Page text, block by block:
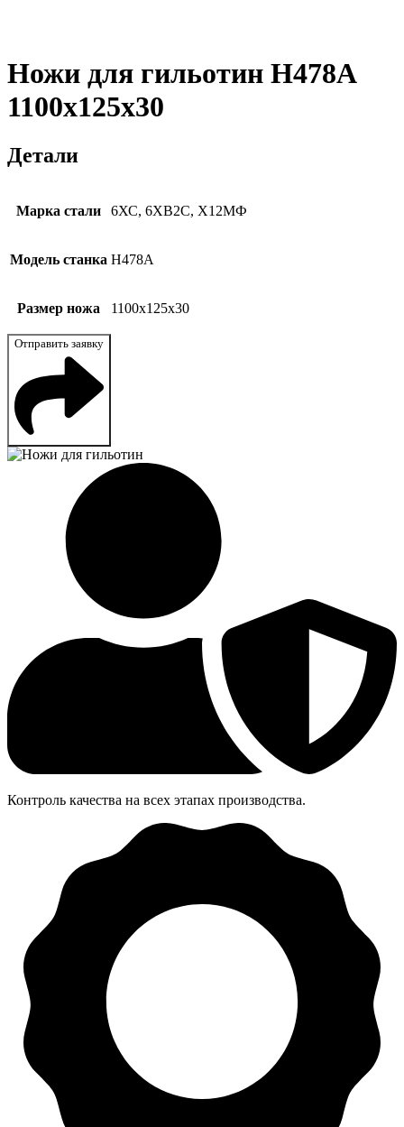
Ножи для гильотин Н478А
1100x125x30
Детали
Марка стали 6ХС, 6ХВ2С, Х12МФ
Модель станка Н478А
Размер ножа 1100x125x30
Отправить заявку
Контроль качества на всех этапах производства.